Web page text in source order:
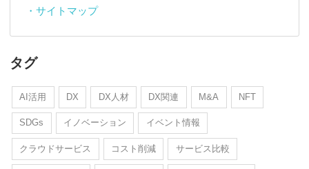
・サイトマップ
タグ
AI活用 DX DX人材 DX関連 M&A NFT
SDGs イノベーション イベント情報
クラウドサービス コスト削減 サービス比較